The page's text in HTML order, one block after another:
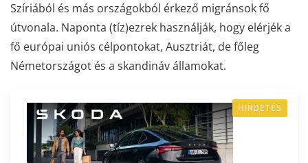
Szíriából és más országokból érkező migránsok fő
útvonala. Naponta (tíz)ezrek használják, hogy elérjék a
fő európai uniós célpontokat, Ausztriát, de főleg
Németországot és a skandináv államokat.
HIRDETÉS